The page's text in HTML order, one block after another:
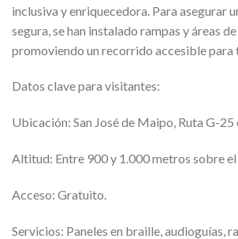
inclusiva y enriquecedora. Para asegurar
segura, se han instalado rampas y áreas de
promoviendo un recorrido accesible para
Datos clave para visitantes:
Ubicación: San José de Maipo, Ruta G-25
Altitud: Entre 900 y 1.000 metros sobre el
Acceso: Gratuito.
Servicios: Paneles en braille, audioguías,